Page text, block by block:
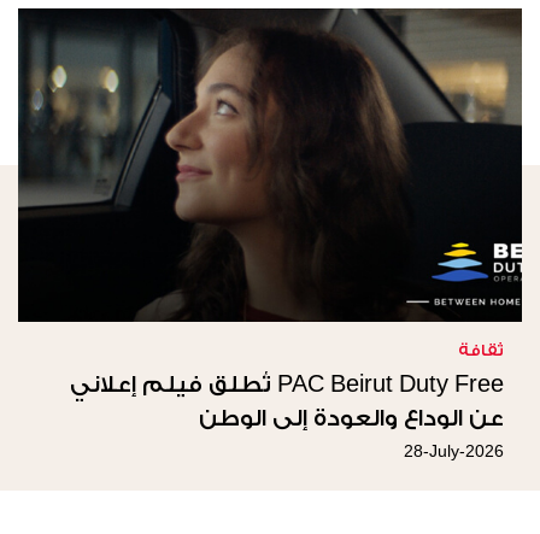
ثقافة
PAC Beirut Duty Free تُطلق فيلم إعلاني
عن الوداع والعودة إلى الوطن
28-July-2026